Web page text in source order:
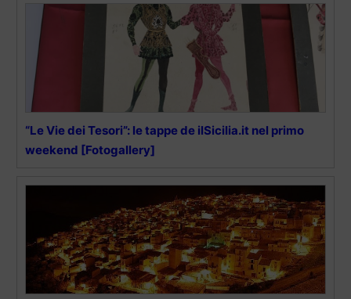
“Le Vie dei Tesori”: le tappe de ilSicilia.it nel primo
weekend [Fotogallery]